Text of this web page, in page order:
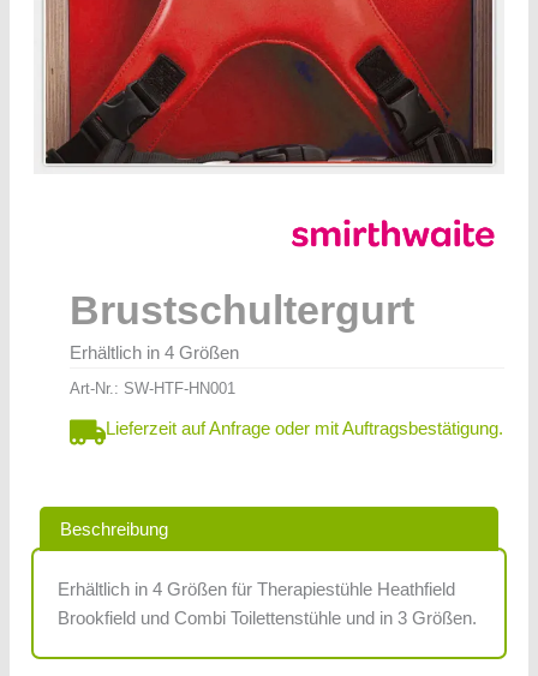
Brustschultergurt
Erhältlich in 4 Größen
Art-Nr.: SW-HTF-HN001
Lieferzeit auf Anfrage oder mit Auftragsbestätigung.
Beschreibung
Erhältlich in 4 Größen für Therapiestühle Heathfield
Brookfield und Combi Toilettenstühle und in 3 Größen.